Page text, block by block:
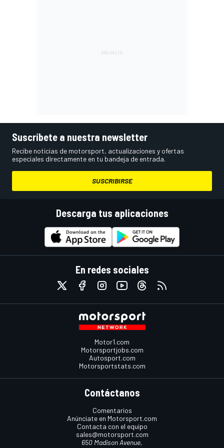
Suscríbete a nuestra newsletter
Recibe noticias de motorsport, actualizaciones y ofertas
especiales directamente en tu bandeja de entrada.
SUSCRIBIRSE
Descarga tus aplicaciones
En redes sociales
Motor1.com
Motorsportjobs.com
Autosport.com
Motorsportstats.com
Contáctanos
Comentarios
Anúnciate en Motorsport.com
Contacta con el equipo
sales@motorsport.com
650 Madison Avenue,